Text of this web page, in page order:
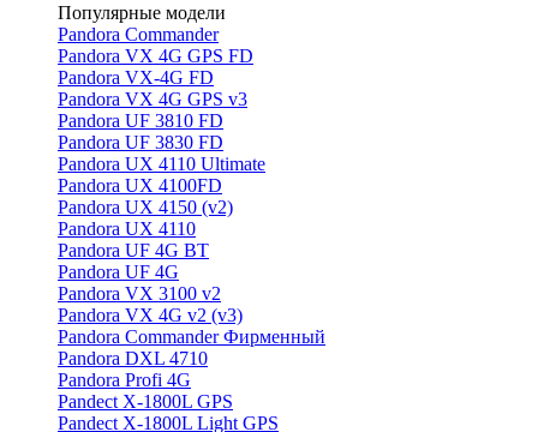
Популярные модели
Pandora Commander
Pandora VX 4G GPS FD
Pandora VX-4G FD
Pandora VX 4G GPS v3
Pandora UF 3810 FD
Pandora UF 3830 FD
Pandora UX 4110 Ultimate
Pandora UX 4100FD
Pandora UX 4150 (v2)
Pandora UX 4110
Pandora UF 4G BT
Pandora UF 4G
Pandora VX 3100 v2
Pandora VX 4G v2 (v3)
Pandora Commander Фирменный
Pandora DXL 4710
Pandora Profi 4G
Pandect X-1800L GPS
Pandect X-1800L Light GPS